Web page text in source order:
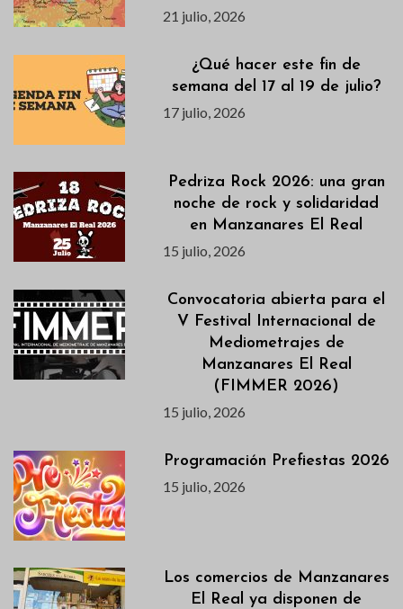
21 julio, 2026
¿Qué hacer este fin de
semana del 17 al 19 de julio?
17 julio, 2026
Pedriza Rock 2026: una gran
noche de rock y solidaridad
en Manzanares El Real
15 julio, 2026
Convocatoria abierta para el
V Festival Internacional de
Mediometrajes de
Manzanares El Real
(FIMMER 2026)
15 julio, 2026
Programación Prefiestas 2026
15 julio, 2026
Los comercios de Manzanares
El Real ya disponen de